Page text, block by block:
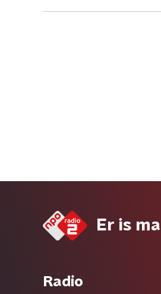
Er is
Radio